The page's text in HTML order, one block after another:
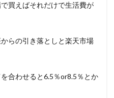
買えばそれだけで生活費が
らの引き落としと楽天市場
合わせると6.5％or8.5％とか